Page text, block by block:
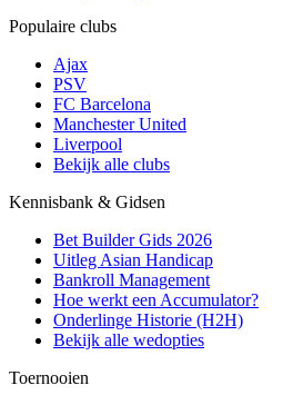
Populaire clubs
Ajax
PSV
FC Barcelona
Manchester United
Liverpool
Bekijk alle clubs
Kennisbank & Gidsen
Bet Builder Gids 2026
Uitleg Asian Handicap
Bankroll Management
Hoe werkt een Accumulator?
Onderlinge Historie (H2H)
Bekijk alle wedopties
Toernooien